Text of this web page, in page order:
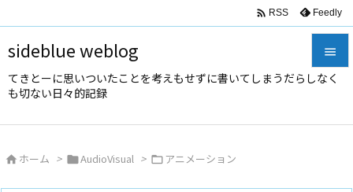
sideblue weblog
てきとーに思いついたことを考えもせずに書いてしまうだらしなく
も切ない日々的記録



 RSS Feedly
 ホーム > AudioVisual > アニメーション